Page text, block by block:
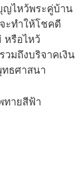
ญไหว้พระคู่บ้าน
ะทำให้โชคดี
หรือไหว้
มถึงบริจาคเงิน
ธศาสนา
ทายสีฟ้า